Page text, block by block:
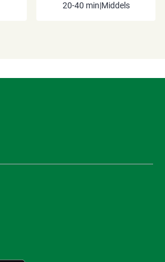
20-40 min|Middels